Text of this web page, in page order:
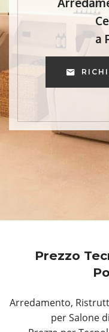
a
Prezzo
Arredamento,
per Salone